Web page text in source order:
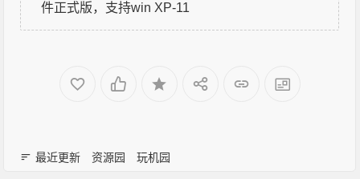
件正式版，支持win XP-11
最近更新 资源园 玩机园